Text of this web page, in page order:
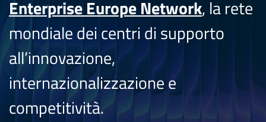
Enterprise Europe Network, la rete
mondiale dei centri di supporto
all’innovazione,
internazionalizzazione e
competitività.